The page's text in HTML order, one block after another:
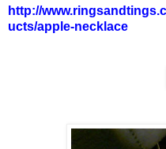
http://
ucts/apple-necklace